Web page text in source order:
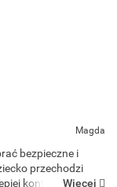
Magda
bezpieczne i
przechodzi
kontrolować
Więcej